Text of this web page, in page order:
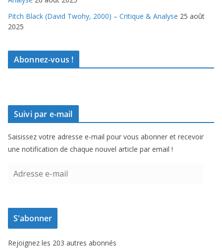
Pitch Black (David Twohy, 2000) – Critique & Analyse 25 août
2025
Abonnez-vous !
Suivi par e-mail
Saisissez votre adresse e-mail pour vous abonner et recevoir
une notification de chaque nouvel article par email !
e
s
e
S'abonner
Rejoignez les 203 autres abonnés